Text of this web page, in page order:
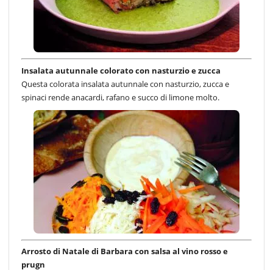
Insalata autunnale colorato con nasturzio e zucca
Questa colorata insalata autunnale con nasturzio, zucca e
spinaci rende anacardi, rafano e succo di limone molto.
Arrosto di Natale di Barbara con salsa al vino rosso e
prugn